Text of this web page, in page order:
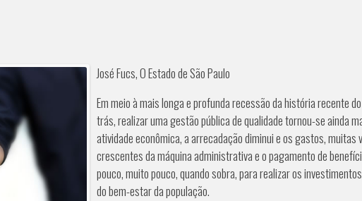
José Fucs, O Estado de São Paulo
Em meio à mais longa e profunda recessão da história recente
trás, realizar uma gestão pública de qualidade tornou-se ainda
atividade econômica, a arrecadação diminui e os gastos,
crescentes da máquina administrativa e o pagamento de
pouco, muito pouco, quando sobra, para realizar os
do bem-estar da população.